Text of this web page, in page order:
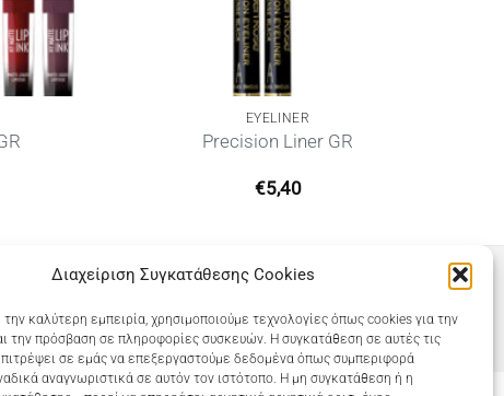
Διαχείριση Συγκατάθεσης Cookies
την καλύτερη εμπειρία, χρησιμοποιούμε τεχνολογίες όπως cookies για την
την πρόσβαση σε πληροφορίες συσκευών. Η συγκατάθεση σε αυτές τις
σε εμάς να επεξεργαστούμε δεδομένα όπως συμπεριφορά
αναγνωριστικά σε αυτόν τον ιστότοπο. Η μη συγκατάθεση ή η
EYELINER
Precision Liner GR
€5,40